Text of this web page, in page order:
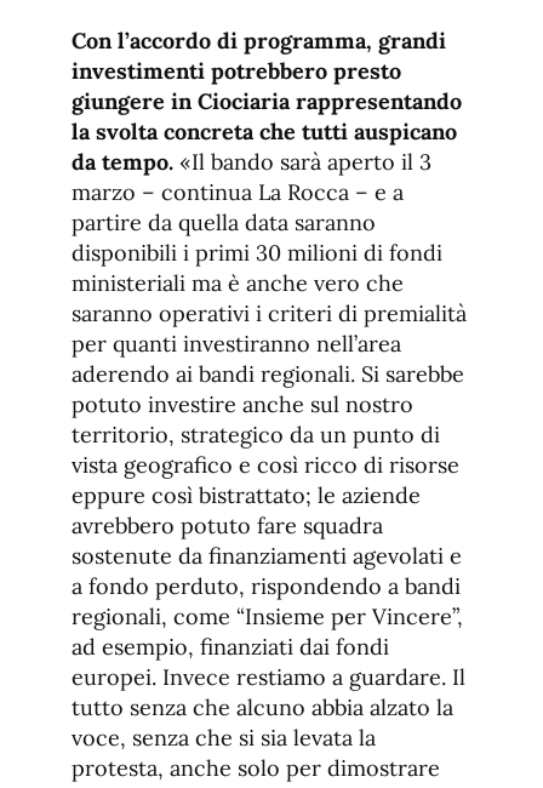
Con l’accordo di programma, grandi
investimenti potrebbero presto
giungere in Ciociaria rappresentando
la svolta concreta che tutti auspicano
da tempo. «Il bando sarà aperto il 3
marzo – continua La Rocca – e a
partire da quella data saranno
disponibili i primi 30 milioni di fondi
ministeriali ma è anche vero che
saranno operativi i criteri di premialità
per quanti investiranno nell’area
aderendo ai bandi regionali. Si sarebbe
potuto investire anche sul nostro
territorio, strategico da un punto di
vista geografico e così ricco di risorse
eppure così bistrattato; le aziende
avrebbero potuto fare squadra
sostenute da finanziamenti agevolati e
a fondo perduto, rispondendo a bandi
regionali, come “Insieme per Vincere”,
ad esempio, finanziati dai fondi
europei. Invece restiamo a guardare. Il
tutto senza che alcuno abbia alzato la
voce, senza che si sia levata la
protesta, anche solo per dimostrare